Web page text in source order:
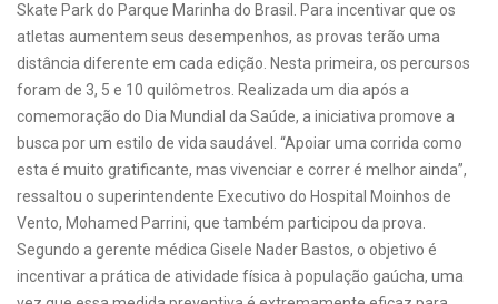
Skate Park do Parque Marinha do Brasil. Para incentivar que os
atletas aumentem seus desempenhos, as provas terão uma
distância diferente em cada edição. Nesta primeira, os percursos
foram de 3, 5 e 10 quilômetros. Realizada um dia após a
comemoração do Dia Mundial da Saúde, a iniciativa promove a
busca por um estilo de vida saudável. “Apoiar uma corrida como
esta é muito gratificante, mas vivenciar e correr é melhor ainda”,
ressaltou o superintendente Executivo do Hospital Moinhos de
Vento, Mohamed Parrini, que também participou da prova.
Segundo a gerente médica Gisele Nader Bastos, o objetivo é
incentivar a prática de atividade física à população gaúcha, uma